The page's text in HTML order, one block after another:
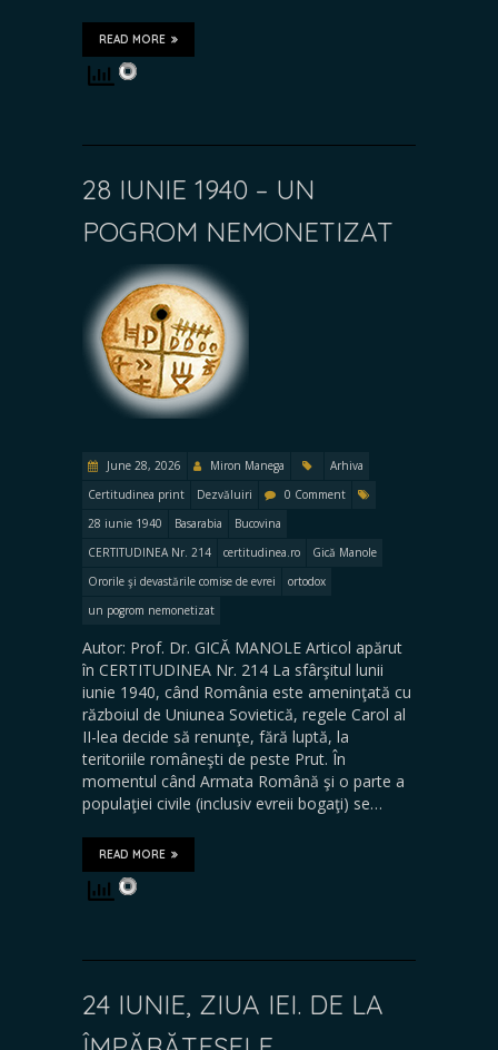
READ MORE
28 IUNIE 1940 – UN
POGROM NEMONETIZAT
June 28, 2026 Miron Manega
Arhiva
Certitudinea print
Dezvăluiri
0 Comment
28 iunie 1940
Basarabia
Bucovina
CERTITUDINEA Nr. 214
certitudinea.ro
Gică Manole
Ororile şi devastările comise de evrei
ortodox
un pogrom nemonetizat
Autor: Prof. Dr. GICĂ MANOLE Articol apărut
în CERTITUDINEA Nr. 214 La sfârşitul lunii
iunie 1940, când România este ameninţată cu
războiul de Uniunea Sovietică, regele Carol al
II-lea decide să renunţe, fără luptă, la
teritoriile româneşti de peste Prut. În
momentul când Armata Română şi o parte a
populaţiei civile (inclusiv evreii bogaţi) se…
READ MORE
24 IUNIE, ZIUA IEI. DE LA